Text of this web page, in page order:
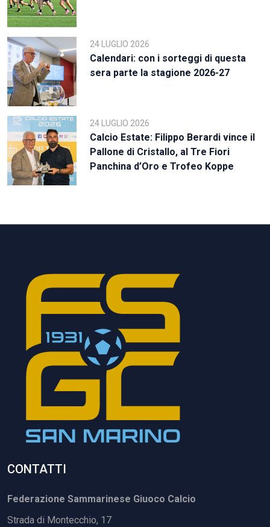
24 LUGLIO 2026
Calendari: con i sorteggi di questa
sera parte la stagione 2026-27
24 LUGLIO 2026
Calcio Estate: Filippo Berardi vince il
Pallone di Cristallo, al Tre Fiori
Panchina d’Oro e Trofeo Koppe
CONTATTI
Federazione Sammarinese Giuoco Calcio
Strada di Montecchio, 17